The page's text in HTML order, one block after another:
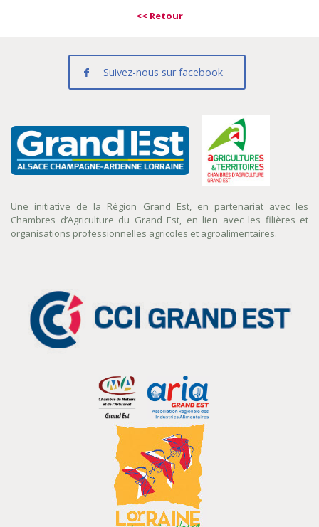
<< Retour
Suivez-nous sur facebook
Une initiative de la Région Grand Est, en partenariat avec les
Chambres d’Agriculture du Grand Est, en lien avec les filières et
organisations professionnelles agricoles et agroalimentaires.